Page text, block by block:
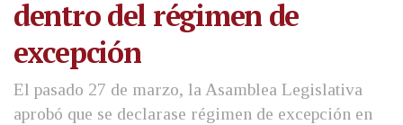
dentro del régimen de
excepción
El pasado 27 de marzo, la Asamblea Legislativa
aprobó que se declarase régimen de excepción en